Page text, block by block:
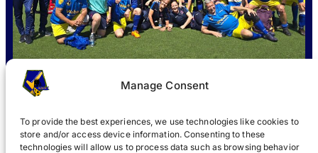
Manage Consent
To provide the best experiences, we use technologies like cookies to
store and/or access device information. Consenting to these
technologies will allow us to process data such as browsing behavior
QUÈ ÉS WABOL®? UNIR-SE NOTICIES GALERIA